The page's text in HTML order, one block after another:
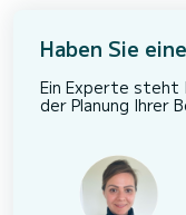
Haben Sie
Ein Experte steht
der Planung Ihrer